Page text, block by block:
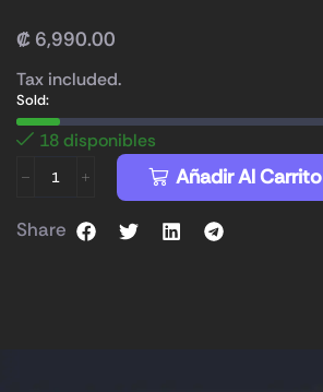
₡ 6,990.00
Tax included.
Sold:
18 disponibles
Añadir Al Carrito
Share